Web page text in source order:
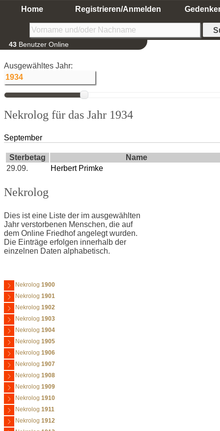
Home Registrieren/Anmelden
43 Benutzer Online
Ausgewähltes Jahr:
Nekrolog für das Jahr 1934
September
Sterbetag
Name
29.09.
Herbert Primke
Nekrolog
Dies ist eine Liste der im ausgewählten
Jahr verstorbenen Menschen, die auf
dem Online Friedhof angelegt wurden.
Die Einträge erfolgen innerhalb der
einzelnen Daten alphabetisch.
Nekrolog 1900
Nekrolog 1901
Nekrolog 1902
Nekrolog 1903
Nekrolog 1904
Nekrolog 1905
Nekrolog 1906
Nekrolog 1907
Nekrolog 1908
Nekrolog 1909
Nekrolog 1910
Nekrolog 1911
Nekrolog 1912